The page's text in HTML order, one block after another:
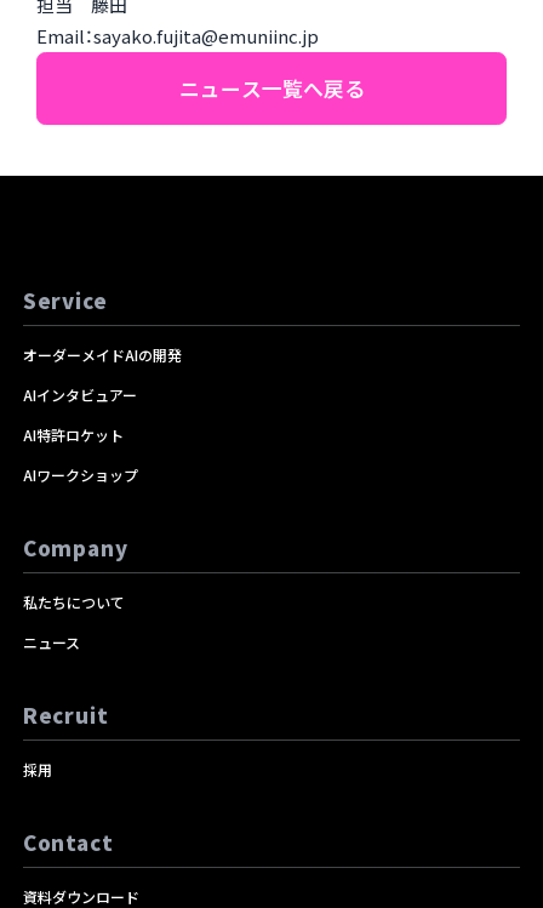
Email：sayako.fujita@emuniinc.jp
ニュース一覧へ戻る
Service
オーダーメイドAIの開発
AIインタビュアー
AI特許ロケット
AIワークショップ
Company
私たちについて
ニュース
Recruit
採用
Contact
資料ダウンロード